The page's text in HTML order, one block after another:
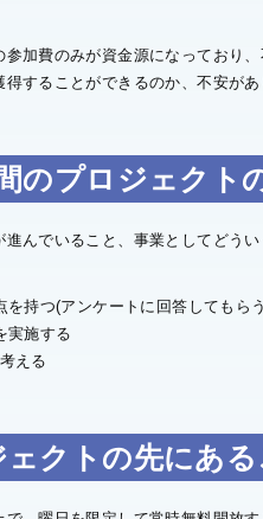
参加費のみが資金源になっており
することができるのか、不安があ
のプロジェクト
んでいること、事業としてどう
を持つ(アンケートに回答してもら
実施する
える
ェクトの先にあ